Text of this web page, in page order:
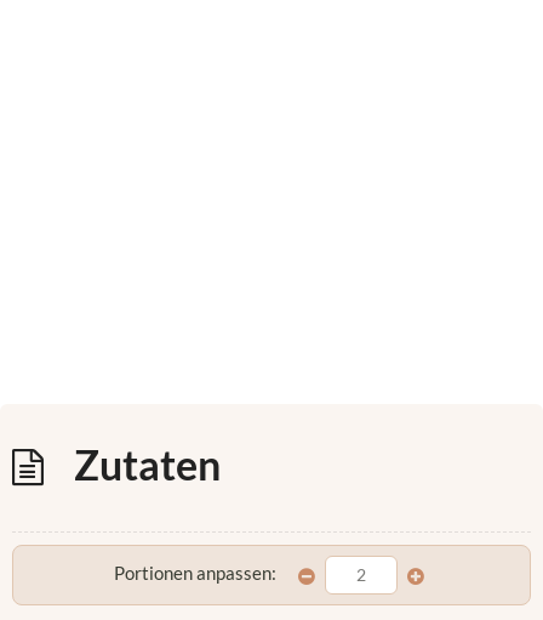
Zutaten
Portionen anpassen: